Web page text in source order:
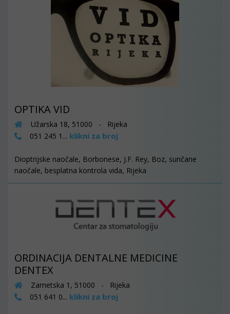
OPTIKA VID
Užarska 18, 51000 - Rijeka
051 245 1... klikni za broj
Dioptrijske naočale, Borbonese, J.F. Rey, Boz, sunčane
naočale, besplatna kontrola vida, Rijeka
ORDINACIJA DENTALNE MEDICINE
DENTEX
Zametska 1, 51000 - Rijeka
051 641 0... klikni za broj